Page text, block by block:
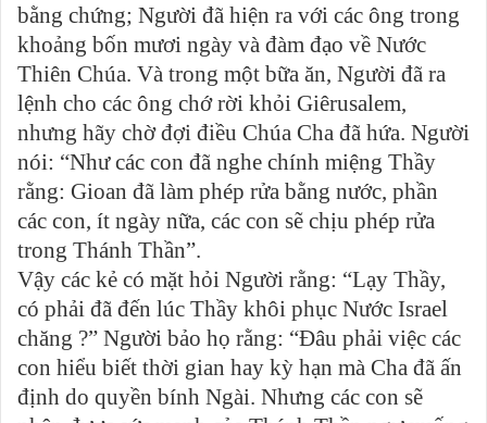
bằng chứng; Người đã hiện ra với các ông trong
khoảng bốn mươi ngày và đàm đạo về Nước
Thiên Chúa. Và trong một bữa ăn, Người đã ra
lệnh cho các ông chớ rời khỏi Giêrusalem,
nhưng hãy chờ đợi điều Chúa Cha đã hứa. Người
nói: “Như các con đã nghe chính miệng Thầy
rằng: Gioan đã làm phép rửa bằng nước, phần
các con, ít ngày nữa, các con sẽ chịu phép rửa
trong Thánh Thần”.
Vậy các kẻ có mặt hỏi Người rằng: “Lạy Thầy,
có phải đã đến lúc Thầy khôi phục Nước Israel
chăng ?” Người bảo họ rằng: “Đâu phải việc các
con hiểu biết thời gian hay kỳ hạn mà Cha đã ấn
định do quyền bính Ngài. Nhưng các con sẽ